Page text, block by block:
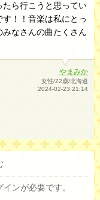
ら行こうと思ってい
！！音楽は私にとっ
なさんの曲たくさん
やまみか
女性/22歳/北海道
2024-02-23 21:14
ンが必要です。